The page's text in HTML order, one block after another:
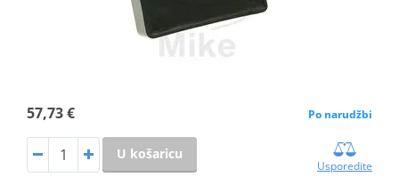
57,73 € Po narudžbi
U košaricu
Usporedite